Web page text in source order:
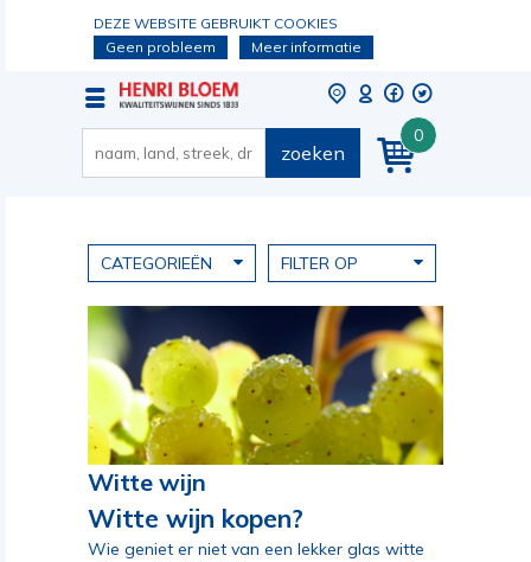
DEZE WEBSITE GEBRUIKT COOKIES
Geen probleem
Meer informatie
0
zoeken
CATEGORIEËN FILTER OP
Witte wijn
Witte wijn kopen?
Wie geniet er niet van een lekker glas witte